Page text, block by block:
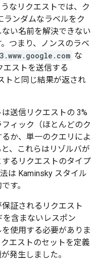
なリクエストでは、ク
ランダムなラベルをク
い名前を解決できない
つまり、ノンスのラベ
な
エストを送信する
トと同じ結果が返され
送信リクエストの 3%
ィック（ほとんどのク
か、単一のクエリによ
、これらはリゾルバが
るリクエストのタイプ
は Kaminsky スタイル
す。
証されるリクエスト
を含まないレスポン
使用する必要がありま
エストのセットを定義
発生しました。